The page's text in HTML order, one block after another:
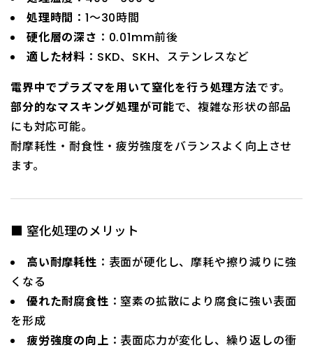
処理時間 ：1～30時間
硬化層の深さ ：0.01mm前後
適した材料 ：SKD、SKH、ステンレスなど
電界中でプラズマを用いて窒化を行う処理方法です。
部分的なマスキング処理が可能で、複雑な形状の部品
にも対応可能。
耐摩耗性・耐食性・疲労強度をバランスよく向上させ
ます。
■ 窒化処理のメリット
高い耐摩耗性 ：表面が硬化し、摩耗や擦り減りに強
くなる
優れた耐腐食性 ：窒素の拡散により腐食に強い表面
を形成
疲労強度の向上 ：表面応力が変化し、繰り返しの衝